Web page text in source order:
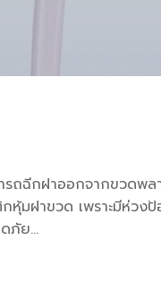
ถฉีกฝาออกจากขวดพล
หุ้มฝาขวด เพราะมีห่วง
ภัย...